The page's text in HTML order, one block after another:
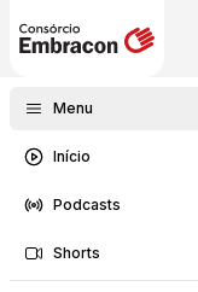
Menu
Início
Podcasts
Shorts